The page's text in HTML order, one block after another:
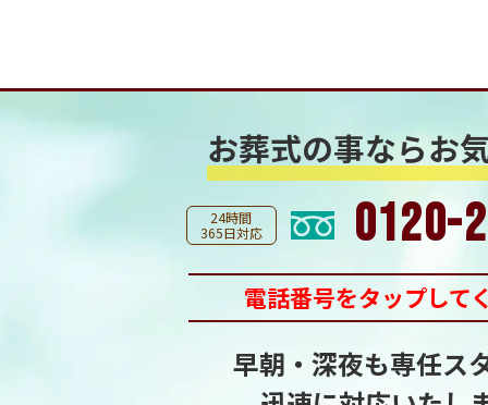
お葬式の事ならお
24時間
365日対応
0120-
電話番号をタップして
早朝・深夜も専任ス